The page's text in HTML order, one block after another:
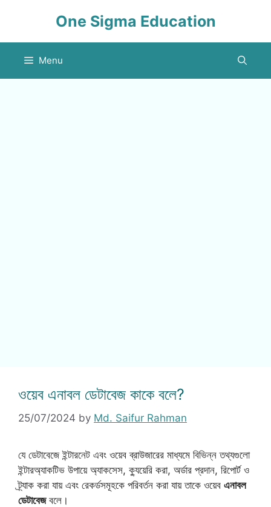
One Sigma Education
Menu
ওয়েব এনাবল ডেটাবেজ কাকে বলে?
25/07/2024 by Md. Saifur Rahman
যে ডেটাবেজে ইন্টারনেট এবং ওয়েব ব্রাউজারের মাধ্যমে বিভিন্ন তথ্যগুলো
ইন্টারঅ্যাকটিভ উপায়ে অ্যাকসেস, ক্যুয়েরি করা, অর্ডার প্রদান, রিপোর্ট ও
ট্র্যাক করা যায় এবং রেকর্ডসমূহকে পরিবর্তন করা যায় তাকে ওয়েব এনাবল
ডেটাবেজবলে।